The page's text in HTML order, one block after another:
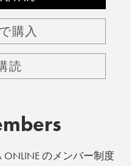
購入
読
ONLINE のメンバー制度